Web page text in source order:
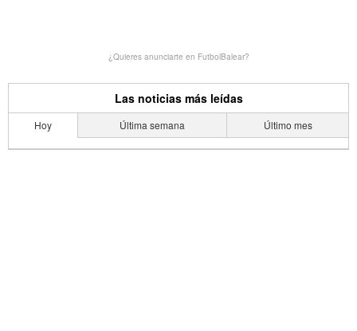
¿Quieres anunciarte en FutbolBalear?
Las noticias más leídas
Hoy Última semana Último mes